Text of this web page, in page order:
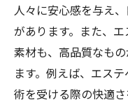
人々に安心感を与え
があります。また、
素材も、高品質なも
ます。例えば、エス
術を受ける際の快適